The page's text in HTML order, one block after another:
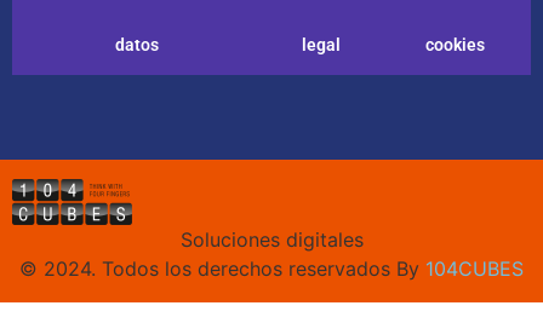
datos legal cookies
Soluciones digitales
© 2024. Todos los derechos reservados By 104CUBES